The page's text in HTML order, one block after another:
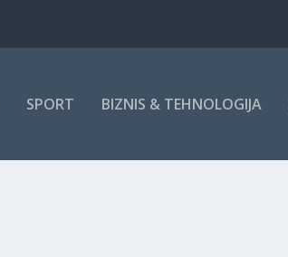
SPORT BIZNIS & TEHNOLOGIJA